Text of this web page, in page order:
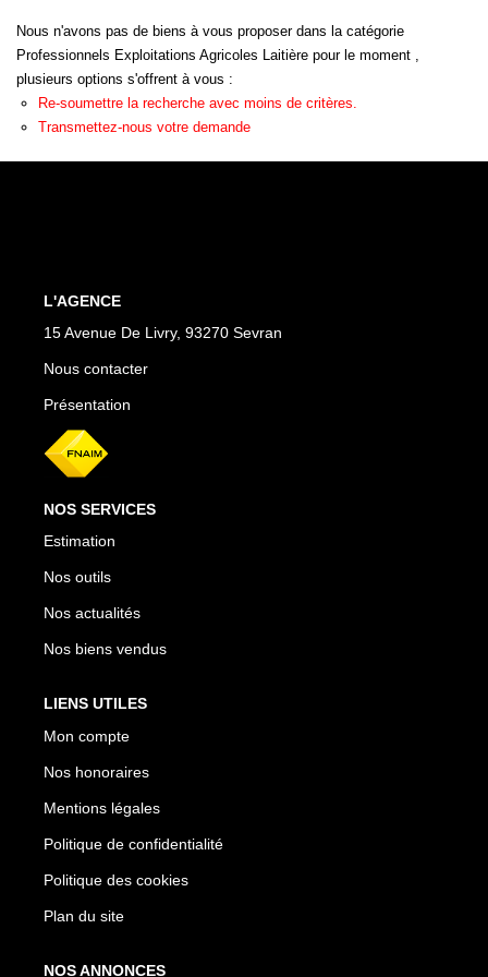
TERRAINS
Nous n'avons pas de biens à vous proposer dans la catégorie
Professionnels Exploitations Agricoles Laitière pour le moment ,
plusieurs options s'offrent à vous :
Re-soumettre la recherche avec moins de critères.
Transmettez-nous votre demande
L'AGENCE
15 Avenue De Livry, 93270 Sevran
Nous contacter
Présentation
NOS SERVICES
Estimation
Nos outils
Nos actualités
Nos biens vendus
LIENS UTILES
Mon compte
Nos honoraires
Mentions légales
Politique de confidentialité
Politique des cookies
Plan du site
NOS ANNONCES